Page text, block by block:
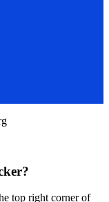
top right corner of